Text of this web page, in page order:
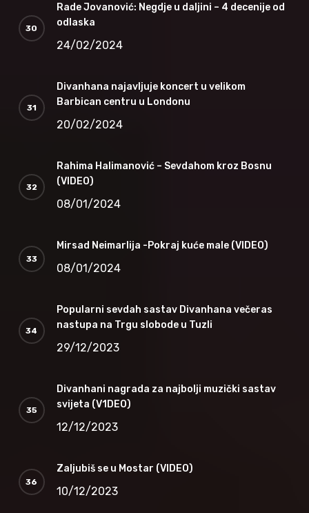
Rade Jovanović: Negdje u daljini – 4 decenije od
odlaska
24/02/2024
Divanhana najavljuje koncert u velikom
Barbican centru u Londonu
20/02/2024
Rahima Halimanović – Sevdahom kroz Bosnu
(VIDEO)
08/01/2024
Mirsad Neimarlija -Pokraj kuće male (VIDEO)
08/01/2024
Popularni sevdah sastav Divanhana večeras
nastupa na Trgu slobode u Tuzli
29/12/2023
Divanhani nagrada za najbolji muzički sastav
svijeta (V1DEO)
12/12/2023
Zaljubiš se u Mostar (VIDEO)
10/12/2023